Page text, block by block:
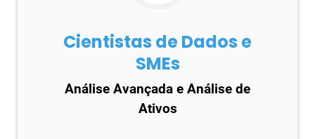
Cientistas de Dados e
SMEs
Análise Avançada e Análise de
Ativos